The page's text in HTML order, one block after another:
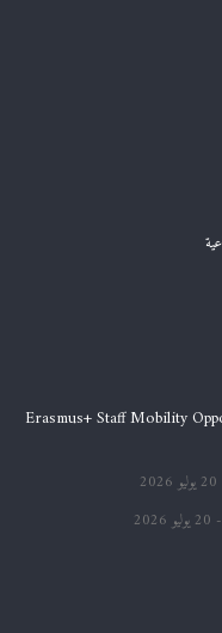
Erasmus+ Staff Mobility
20 يوليو 2026
20 يوليو 2026